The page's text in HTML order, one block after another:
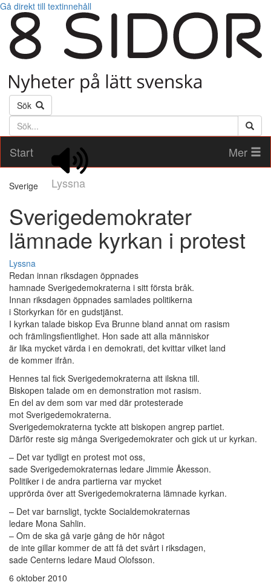
Gå direkt till textinnehåll
Sök
Söktext
Start
Lyssna
Mer
Sverige
Sverigedemokrater
lämnade kyrkan i protest
Lyssna
Redan innan riksdagen öppnades
hamnade Sverigedemokraterna i sitt första bråk.
Innan riksdagen öppnades samlades politikerna
i Storkyrkan för en gudstjänst.
I kyrkan talade biskop Eva Brunne bland annat om rasism
och främlingsfientlighet. Hon sade att alla människor
är lika mycket värda i en demokrati, det kvittar vilket land
de kommer ifrån.
Hennes tal fick Sverigedemokraterna att ilskna till.
Biskopen talade om en demonstration mot rasism.
En del av dem som var med där protesterade
mot Sverigedemokraterna.
Sverigedemokraterna tyckte att biskopen angrep partiet.
Därför reste sig många Sverigedemokrater och gick ut ur kyrkan.
– Det var tydligt en protest mot oss,
sade Sverigedemokraternas ledare Jimmie Åkesson.
Politiker i de andra partierna var mycket
upprörda över att Sverigedemokraterna lämnade kyrkan.
– Det var barnsligt, tyckte Socialdemokraternas
ledare Mona Sahlin.
– Om de ska gå varje gång de hör något
de inte gillar kommer de att få det svårt i riksdagen,
sade Centerns ledare Maud Olofsson.
6 oktober 2010